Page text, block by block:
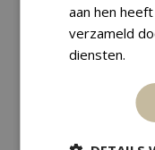
aan hen
verzameld
diensten.